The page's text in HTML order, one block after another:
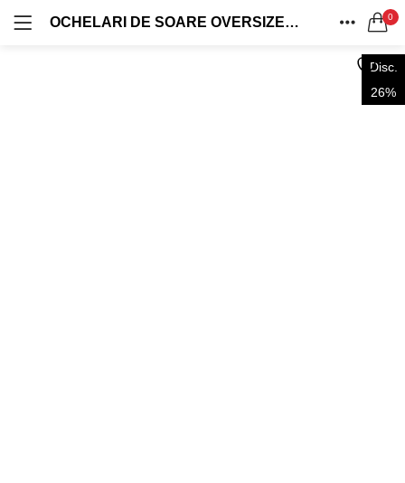
OCHELARI DE SOARE OVERSIZED MODEL FLAT TOP SHIELD RAMĂ MARO TRANSPARENT / LENTILĂ MARO DEGRADE UV400 OVD548 0
Disc.
26%